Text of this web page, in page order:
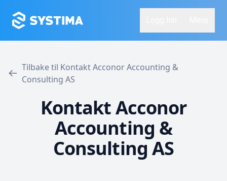
Tilbake til Kontakt Acconor Accounting &
Consulting AS
Kontakt Acconor
Accounting &
Consulting AS